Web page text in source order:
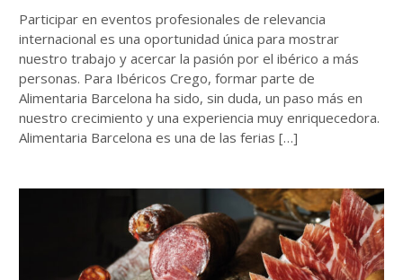
Participar en eventos profesionales de relevancia
internacional es una oportunidad única para mostrar
nuestro trabajo y acercar la pasión por el ibérico a más
personas. Para Ibéricos Crego, formar parte de
Alimentaria Barcelona ha sido, sin duda, un paso más en
nuestro crecimiento y una experiencia muy enriquecedora.
Alimentaria Barcelona es una de las ferias […]